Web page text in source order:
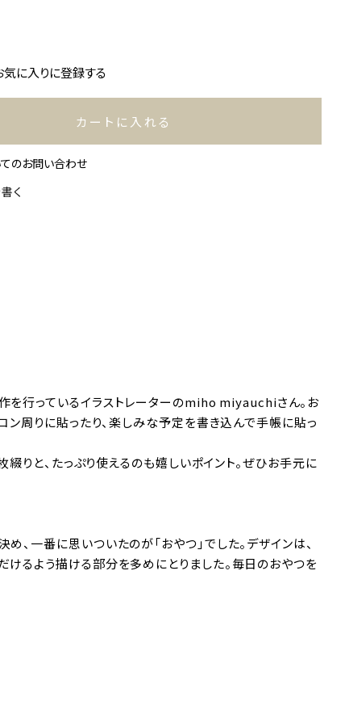
気に入りに登録する
カートに入れる
のお問い合わせ
く
を行っているイラストレーターのmiho miyauchiさん。お
周りに貼ったり、楽しみな予定を書き込んで手帳に貼っ
りと、たっぷり使えるのも嬉しいポイント。ぜひお手元に
、一番に思いついたのが「おやつ」でした。デザインは、
けるよう描ける部分を多めにとりました。毎日のおやつを